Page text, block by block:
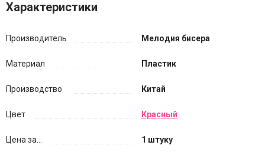
Характеристики
Производитель Мелодия бисера
Материал Пластик
Производство Китай
Цвет Красный
Цена за... 1 штуку